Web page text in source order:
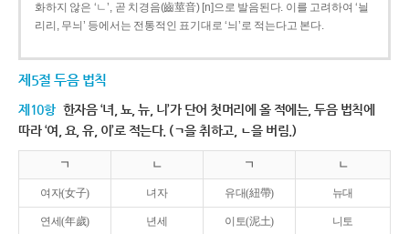
화하지 않은 ‘ㄴ’, 곧 치경음(齒莖音) [n]으로 발음된다. 이를 고려하여 ‘늴
리리, 무늬’ 등에서는 전통적인 표기대로 ‘늬’로 적는다고 본다.
제5절 두음 법칙
제10항 한자음 ‘녀, 뇨, 뉴, 니’가 단어 첫머리에 올 적에는, 두음 법칙에
따라 ‘여, 요, 유, 이’로 적는다. (ㄱ을 취하고, ㄴ을 버림.)
ㄱ ㄴ ㄱ ㄴ
여자(女子) 녀자 유대(紐帶) 뉴대
연세(年歲) 년세 이토(泥土) 니토